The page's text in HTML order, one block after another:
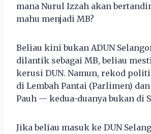
mana Nurul Izzah akan
mahu menjadi MB?
Beliau kini bukan ADUN
dilantik sebagai MB, beliau
kerusi DUN. Namun, rekod
di Lembah Pantai (Parlimen)
Pauh — kedua-duanya bukan di
Jika beliau masuk ke DUN